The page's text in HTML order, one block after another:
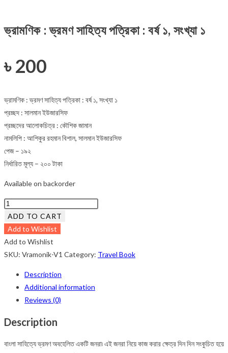
ভ্রামণিক : ভ্রমণ সাহিত্য পত্রিকা : বর্ষ ১, সংখ্যা ১
৳200
ভ্রামণিক : ভ্রমণ সাহিত্য পত্রিকা : বর্ষ ১, সংখ্যা ১
প্রচ্ছদ : সালমান ইউজারসিফ
প্রচ্ছদের আলোকচিত্র : কৌশিক জামান
নামলিপি : আশিকুর রহমান বিশাল, সালমান ইউজারসিফ
পেজ – ১৯২
নির্ধারিত মূল্য – ২০০ টাকা
Available on backorder
ভ্রামণিক
ভ্রমণ
সাহিত্য
পত্রিকা
১
ADD TO CART
Add to Wishlist
Add to Wishlist
SKU: Vramonik-V1 Category: Travel Book
Description
Additional information
Reviews (0)
Description
বাংলা সাহিত্যে ভ্রমণ অবহেলিত একটি জনরা৷ এই জনরা নিয়ে কাজ করার ক্ষেত্র দিন দিন সংকুচিত হয়ে